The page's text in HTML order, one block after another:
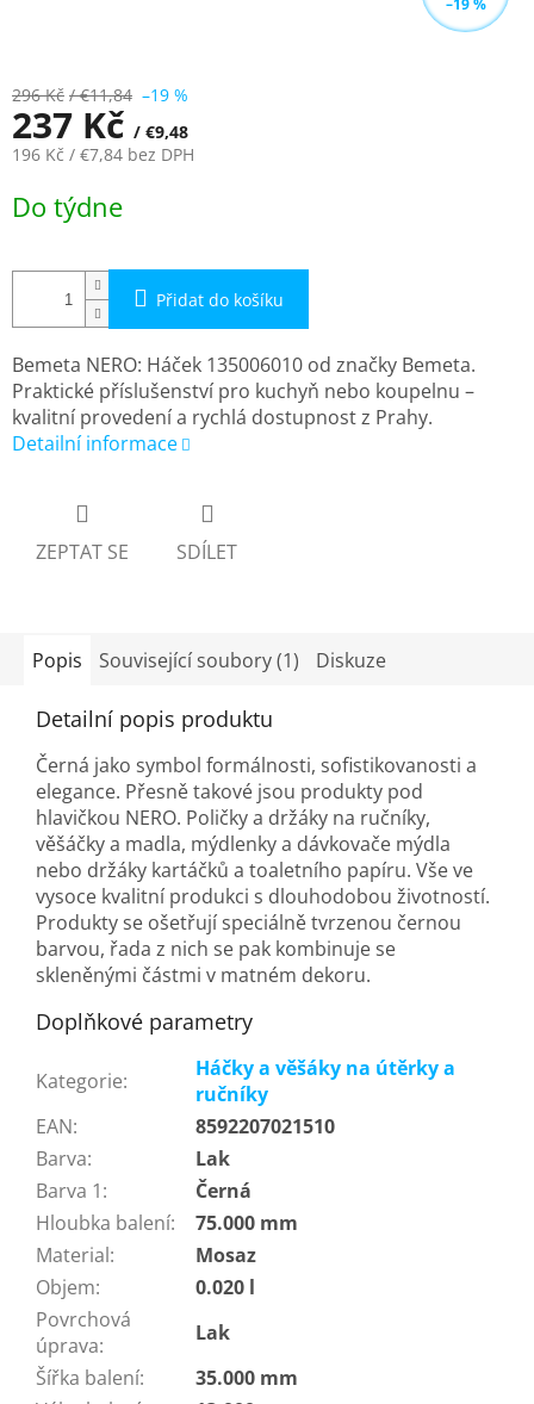
–19 %
296 Kč / €11,84 –19 %
237 Kč / €9,48
196 Kč / €7,84 bez DPH
cena:
Do týdne
Přidat do košíku
Bemeta NERO: Háček 135006010 od značky Bemeta.
Praktické příslušenství pro kuchyň nebo koupelnu –
kvalitní provedení a rychlá dostupnost z Prahy.
Detailní informace
ZEPTAT SE SDÍLET
Popis Související soubory (1) Diskuze
Detailní popis produktu
Černá jako symbol formálnosti, sofistikovanosti a
elegance. Přesně takové jsou produkty pod
hlavičkou NERO. Poličky a držáky na ručníky,
věšáčky a madla, mýdlenky a dávkovače mýdla
nebo držáky kartáčků a toaletního papíru. Vše ve
vysoce kvalitní produkci s dlouhodobou životností.
Produkty se ošetřují speciálně tvrzenou černou
barvou, řada z nich se pak kombinuje se
skleněnými částmi v matném dekoru.
Doplňkové parametry
Kategorie:
Háčky a věšáky na útěrky a
ručníky
EAN:
8592207021510
Barva:
Lak
Barva 1:
Černá
Hloubka balení:
75.000 mm
Material:
Mosaz
Objem:
0.020 l
Povrchová
úprava:
Lak
Šířka balení:
35.000 mm